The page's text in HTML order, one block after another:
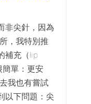
非尖針，因為
，我特別推
補充（lip
單：更安
我也有嘗試
以下問題：尖